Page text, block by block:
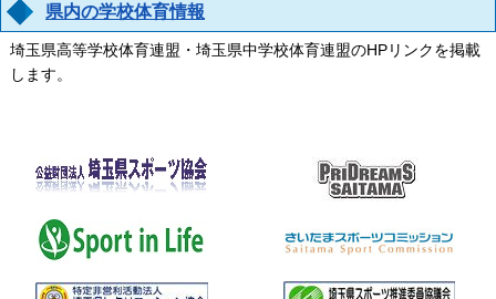
県内の学校体育情報
埼玉県高等学校体育連盟・埼玉県中学校体育連盟のHPリンクを掲載
します。